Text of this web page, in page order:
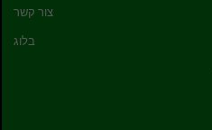
צור קשר
בלוג